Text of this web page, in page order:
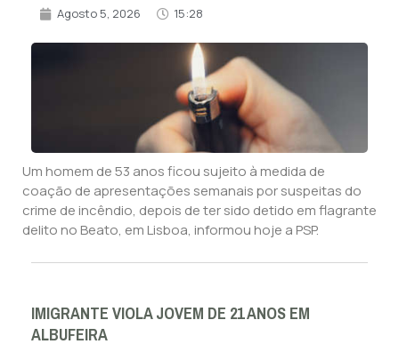
Agosto 5, 2026 15:28
Um homem de 53 anos ficou sujeito à medida de
coação de apresentações semanais por suspeitas do
crime de incêndio, depois de ter sido detido em flagrante
delito no Beato, em Lisboa, informou hoje a PSP.
IMIGRANTE VIOLA JOVEM DE 21 ANOS EM
ALBUFEIRA